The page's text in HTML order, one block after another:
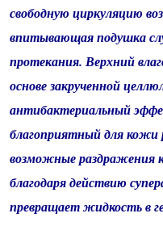
свободную циркуляцию
впитывающая подушка
протекания. Верхний
основе закрученной
антибактериальный
благоприятный для кожи
возможные
благодаря действию
превращает жидкость в